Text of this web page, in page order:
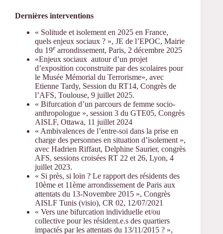
Dernières interventions
« Solitude et isolement en 2025 en France,
quels enjeux sociaux ? », JE de l’EPOC, Mairie
du 19e arrondissement, Paris, 2 décembre 2025
«Enjeux sociaux autour d’un projet
d’exposition coconstruite par des scolaires pour
le Musée Mémorial du Terrorisme», avec
Etienne Tardy, Session du RT14, Congrès de
l’AFS, Toulouse, 9 juillet 2025.
« Bifurcation d’un parcours de femme socio-
anthropologue », session 3 du GTE05, Congrès
AISLF, Ottawa, 11 juillet 2024
« Ambivalences de l’entre-soi dans la prise en
charge des personnes en situation d’isolement »,
avec Hadrien Riffaut, Delphine Saurier, congrès
AFS, sessions croisées RT 22 et 26, Lyon, 4
juillet 2023.
« Si près, si loin ? Le rapport des résidents des
10ème et 11ème arrondissement de Paris aux
attentats du 13-Novembre 2015 », Congrès
AISLF Tunis (visio), CR 02, 12/07/2021
« Vers une bifurcation individuelle et/ou
collective pour les résident.e.s des quartiers
impactés par les attentats du 13/11/2015 ? »,